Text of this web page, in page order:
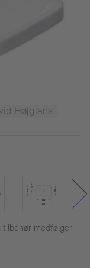
Højglans
tilbehør medfølger